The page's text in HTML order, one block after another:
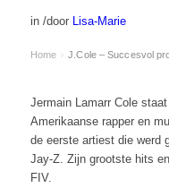
in /door Lisa-Marie
Home › J.Cole – Succesvol
Jermain Lamarr Cole
Amerikaanse rapper en
de eerste artiest die werd
Jay-Z. Zijn grootste hits
FIV.